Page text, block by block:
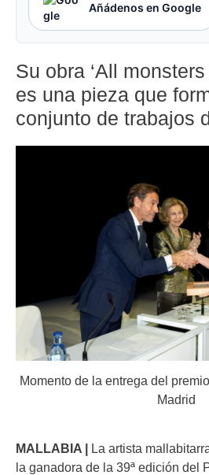
Añádenos en Google
Su obra ‘All
es una pieza que
conjunto de trabajos
Momento de la entrega del
Madrid
MALLABIA | La artista
la ganadora de la 39ª edición del